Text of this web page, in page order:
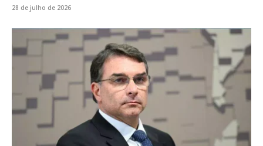
28 de julho de 2026